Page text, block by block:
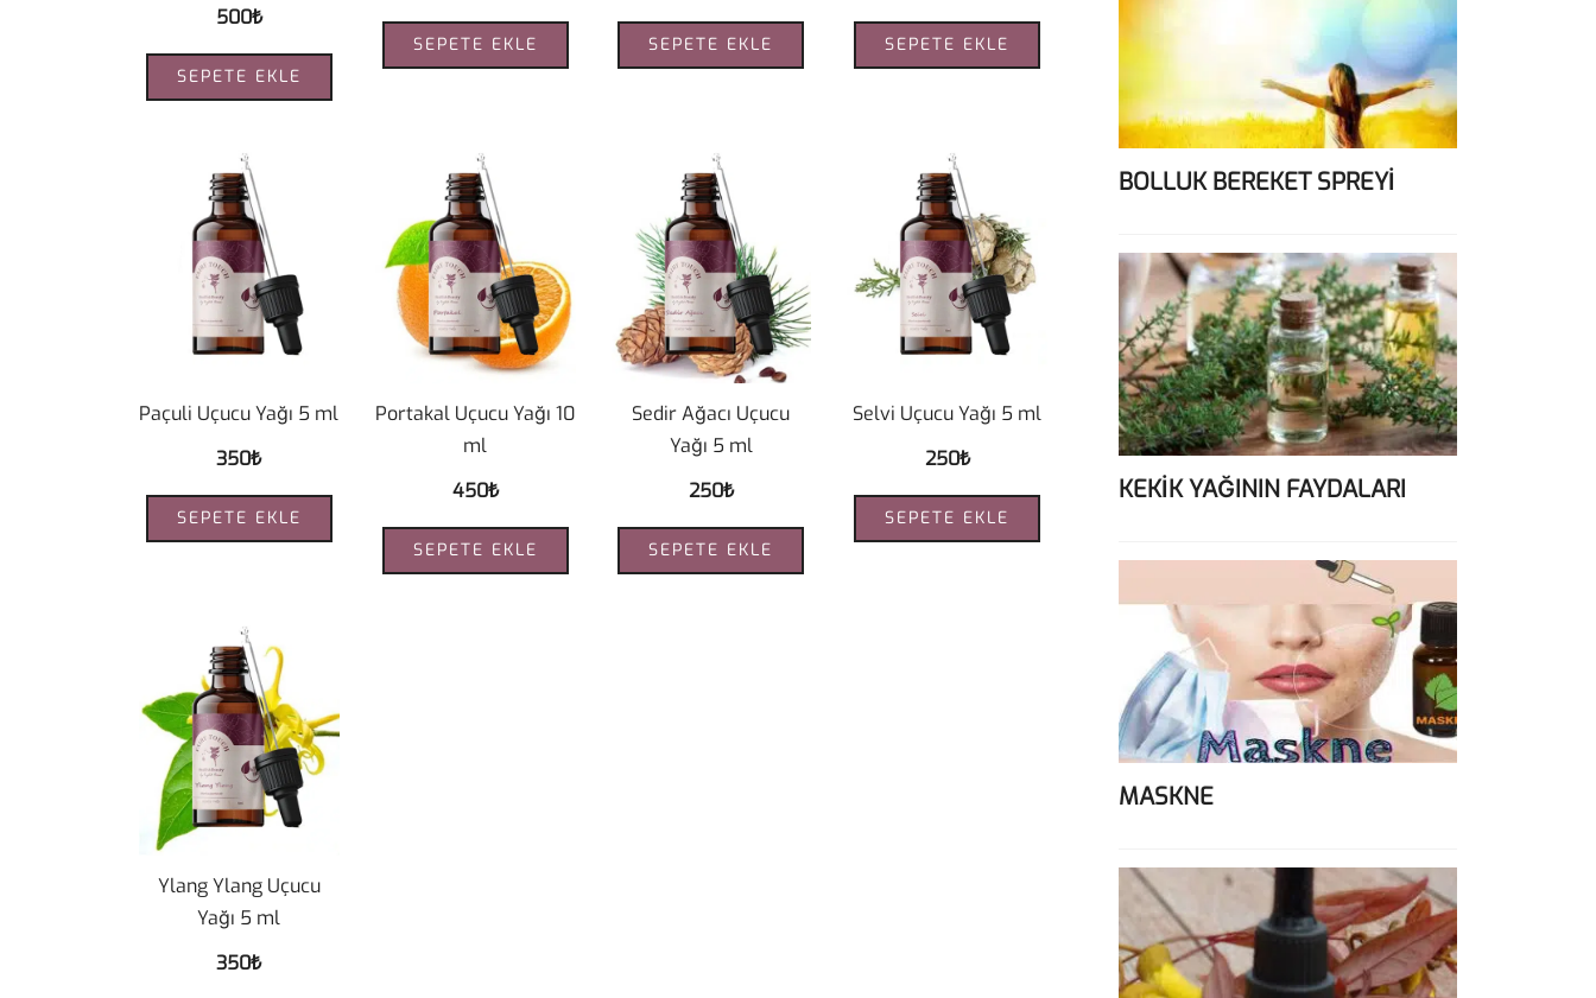
500₺
SEPETE EKLE
SEPETE EKLE SEPETE EKLE SEPETE EKLE
Paçuli Uçucu Yağı 5 ml
350₺
SEPETE EKLE
Portakal Uçucu Yağı 10
ml
450₺
SEPETE EKLE
Sedir Ağacı Uçucu
Yağı 5 ml
250₺
SEPETE EKLE
Selvi Uçucu Yağı 5 ml
250₺
SEPETE EKLE
Ylang Ylang Uçucu
Yağı 5 ml
350₺
BOLLUK BEREKET SPREYİ
KEKİK YAĞININ FAYDALARI
MASKNE